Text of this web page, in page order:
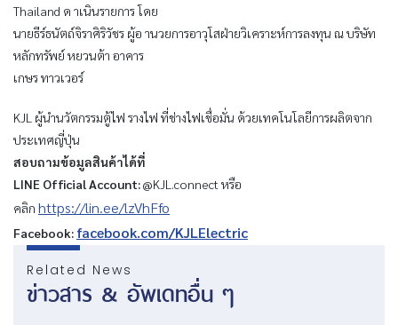
Thailand ด าเนินรายการ โดย
นายธีร์ธนัตถ์จิราศิริวัชร ผู้อ านวยการอาวุโสฝ่ายวิเคราะห์การลงทุน ณ บริษัท
หลักทรัพย์ หยวนต้า อาคาร
เกษร ทาวเวอร์
KJL ผู้นำนวัตกรรมตู้ไฟ รางไฟ ที่ช่างไฟเชื่อมั่น ด้วยเทคโนโลยีการผลิตจาก
ประเทศญี่ปุ่น
สอบถามข้อมูลสินค้าได้ที่
LINE Official Account:@KJL.connect หรือ
คลิก https://lin.ee/lzVhFfo
Facebook: facebook.com/KJLElectric
Related News
ข่าวสาร & อัพเดทอื่น ๆ